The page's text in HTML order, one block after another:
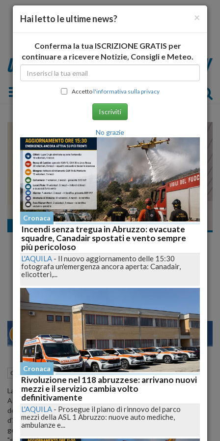
Toggle navigation
Cronaca nazionale
Cassazione Annulla Ergastolo per il
Femminicidio di Lorena Quaranta: "Stress
da Covid"
MILANO 21 27
Cronaca nazionale Roma (RM) 21 Luglio 2024 19:32
La Corte di Cassazione ha annullato la condanna all'ergastolo per
Antonio De Pace, infermiere calabrese colpevole del femminicidio
della fidanzata Lorena Quaranta, rimandando il caso alla Corte
d'Assise d'Appello di Messina per la valutazione delle attenuanti
generiche. La decisione, motivata dalla necessità di considerare lo
×
Hai letto le ultime news?
Conferma la tua ISCRIZIONE GRATIS per
continuare a ricevere Notizie, Consigli e Meteo.
Accettol'informativa sulla privacy
Iscriviti
No grazie
Cronaca
Incendi senza tregua in Abruzzo: evacuate
squadre, Canadair spostati e vento sempre
più pericoloso
L'AQUILA - Il nuovo aggiornamento delle 15:30
fotografa un'emergenza ancora aperta: Canadair,
elicotteri,...
Cronaca
Rivoluzione nel 118 abruzzese: arrivano nuovi
mezzi e il servizio cambia volto
definitivamente
L'AQUILA - Prosegue il piano di rinnovo del parco
mezzi della ASL 1 Abruzzo: nuove auto mediche,
ambulanze e...